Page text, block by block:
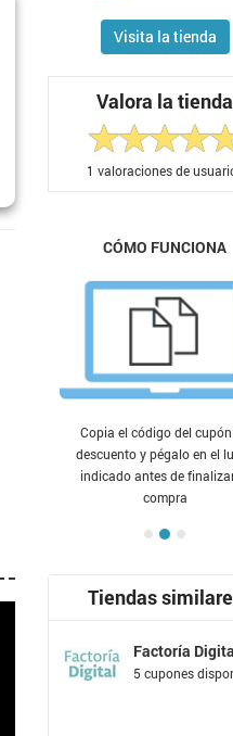
Visita la tienda
Valora la tienda
1 valoraciones de
CÓMO FUNCIONA
Copia el código del
descuento y pégalo en el
indicado antes de
compra
Tiendas
Factoría
5 cupones